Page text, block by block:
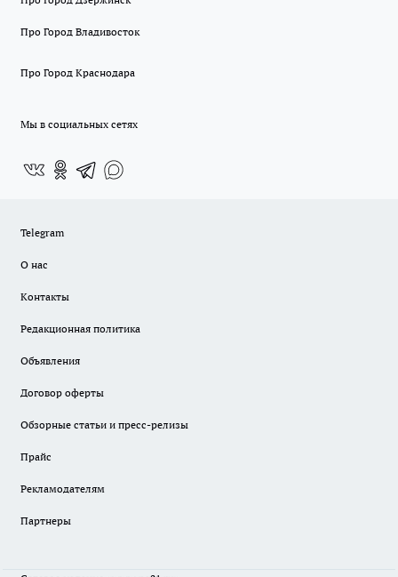
Про Город Владивосток
Про Город Краснодара
Мы в социальных сетях
Telegram
О нас
Контакты
Редакционная политика
Объявления
Договор оферты
Обзорные статьи и пресс-релизы
Прайс
Рекламодателям
Партнеры